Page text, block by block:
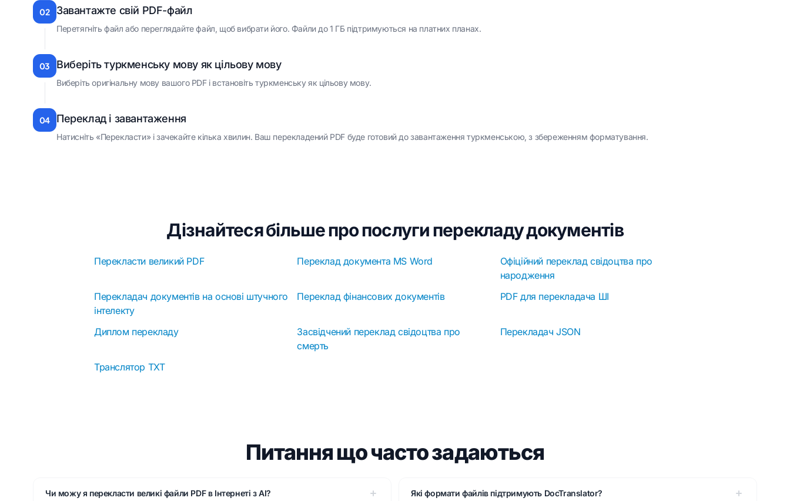
02 Завантажте свій PDF-файл
Перетягніть файл або переглядайте файл, щоб вибрати його. Файли до 1 ГБ підтримуються на платних планах.
03 Виберіть туркменську мову як цільову мову
Виберіть оригінальну мову вашого PDF і встановіть туркменську як цільову мову.
04 Переклад і завантаження
Натисніть «Перекласти» і зачекайте кілька хвилин. Ваш перекладений PDF буде готовий до завантаження туркменською, з збереженням форматування.
Дізнайтеся більше про послуги перекладу документів
Перекласти великий PDF Переклад документа MS Word
Офіційний переклад свідоцтва про
народження
Перекладач документів на основі штучного
інтелекту
Переклад фінансових документів PDF для перекладача ШІ
Диплом перекладу
Засвідчений переклад свідоцтва про
смерть
Перекладач JSON
Транслятор TXT
Питання що часто задаються
Чи можу я перекласти великі файли PDF в Інтернеті з AI? Які формати файлів підтримують DocTranslator?